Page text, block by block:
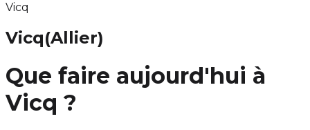
Vicq
Vicq(Allier)
Que faire aujourd'hui à
Vicq ?